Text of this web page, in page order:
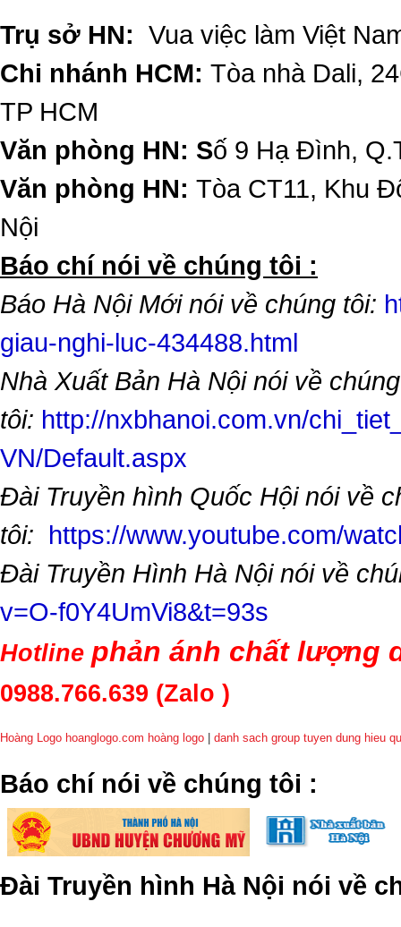
Trụ sở HN: Vua việc làm Việt
Chi nhánh HCM: Tòa nhà Dali,
TP HCM
Văn phòng HN: Số 9 Hạ Đình,
Văn phòng HN: Tòa CT11, Khu
Nội
​Báo chí nói về chúng tôi :
Báo Hà Nội Mới nói về chúng tôi:
giau-nghi-luc-434488.html
Nhà Xuất Bản Hà Nội nói về chúng
tôi: http://nxbhanoi.com.vn/
VN/Default.aspx
Đài Truyền hình Quốc Hội nói về
tôi: https://www.youtube.com/
Đài Truyền Hình Hà Nội nói về
v=O-f0Y4UmVi8&t=93s
Hotline phản ánh chất lượng
0988.766.639 (Zalo )
Hoàng Logo hoanglogo.com hoàng logo danh sach group tuyen dung hieu
​Báo chí nói về chúng tôi :
Đài Truyền hình Hà Nội nói về